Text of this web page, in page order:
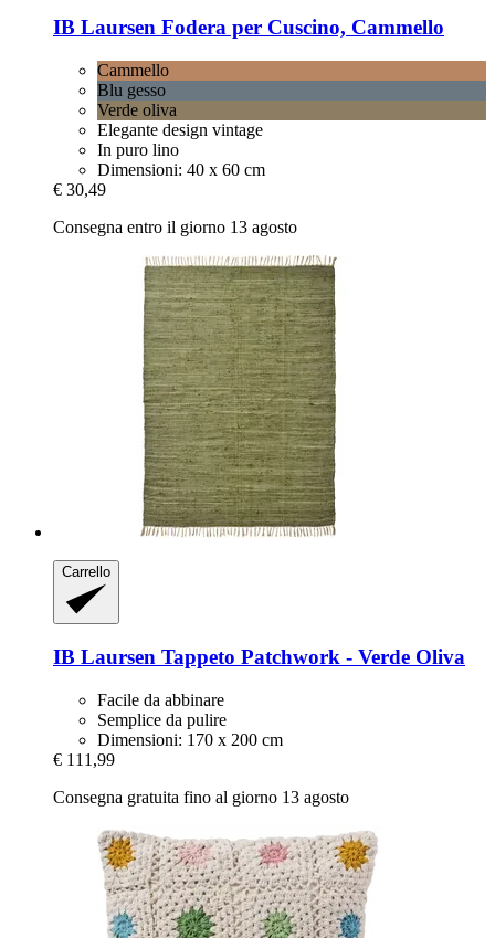
IB Laursen Fodera per Cuscino, Cammello
Cammello
Blu gesso
Verde oliva
Elegante design vintage
In puro lino
Dimensioni: 40 x 60 cm
€ 30,49
Consegna entro il giorno 13 agosto
Carrello
IB Laursen Tappeto Patchwork -​ Verde Oliva
Facile da abbinare
Semplice da pulire
Dimensioni: 170 x 200 cm
€ 111,99
Consegna gratuita fino al giorno 13 agosto